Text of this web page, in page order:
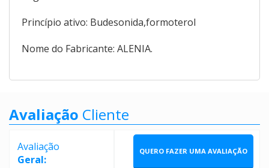
Princípio ativo: Budesonida,formoterol
Nome do Fabricante: ALENIA.
Avaliação Cliente
Avaliação
Geral:
QUERO FAZER UMA AVALIAÇÃO